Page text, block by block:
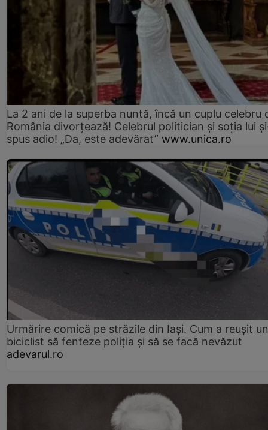
La 2 ani de la superba nuntă, încă un cuplu celebru
România divorțează! Celebrul politician și soția lui
spus adio! „Da, este adevărat” www.unica.ro
Urmărire comică pe străzile din Iași. Cum a reușit un
biciclist să fenteze poliția și să se facă nevăzut
adevarul.ro